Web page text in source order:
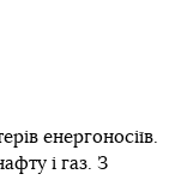
енергоносіїв.
і газ. З